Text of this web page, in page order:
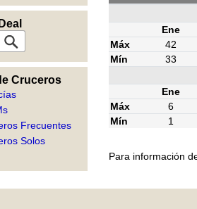
Cruceros
Frecuentes
Solos
Ene
Máx
42
Mín
33
Ene
Máx
6
Mín
1
Para información